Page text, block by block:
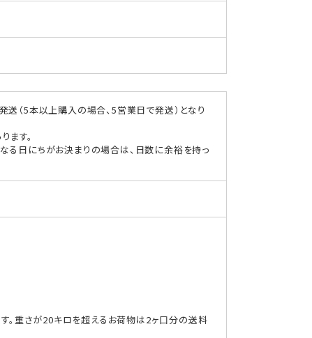
減
す
（5本以上購入の場合、5営業日で発送）となり
ます。
る日にちがお決まりの場合は、日数に余裕を持っ
。重さが20キロを超えるお荷物は2ヶ口分の送料